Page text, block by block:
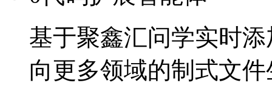
基于聚鑫汇问学实时
向更多领域的制式文